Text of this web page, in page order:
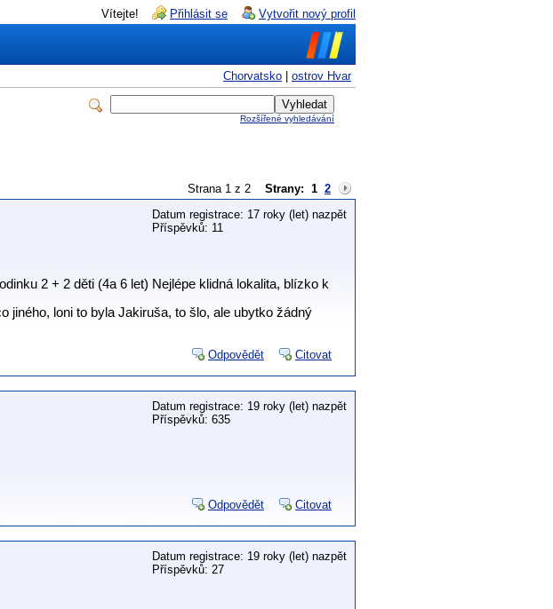
Vítejte! Přihlásit se Vytvořit nový profil
Chorvatsko ostrov Hvar
Rozšířené vyhledávání
Strana 1 z 2 Strany: 1 2
Datum registrace: 17 roky (let) nazpět
Příspěvků: 11
2 + 2 děti (4a 6 let) Nejlépe klidná lokalita, blízko k
jiného, loni to byla Jakiruša, to šlo, ale ubytko žádný
Odpovědět Citovat
Datum registrace: 19 roky (let) nazpět
Příspěvků: 635
Odpovědět Citovat
Datum registrace: 19 roky (let) nazpět
Příspěvků: 27